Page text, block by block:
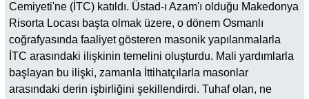
Cemiyeti'ne (İTC) katıldı. Üstad-ı Azam'ı olduğu Makedonya
Risorta Locası başta olmak üzere, o dönem Osmanlı
coğrafyasında faaliyet gösteren masonik yapılanmalarla
İTC arasındaki ilişkinin temelini oluşturdu. Mali yardımlarla
başlayan bu ilişki, zamanla İttihatçılarla masonlar
arasındaki derin işbirliğini şekillendirdi. Tuhaf olan, ne